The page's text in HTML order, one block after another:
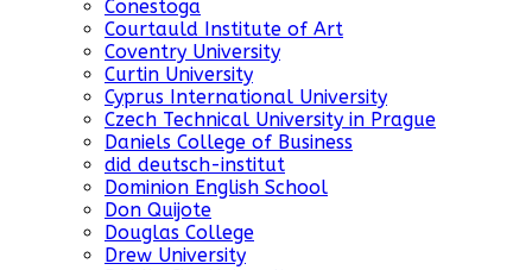
Conestoga
Courtauld Institute of Art
Coventry University
Curtin University
Cyprus International University
Czech Technical University in Prague
Daniels College of Business
did deutsch-institut
Dominion English School
Don Quijote
Douglas College
Drew University